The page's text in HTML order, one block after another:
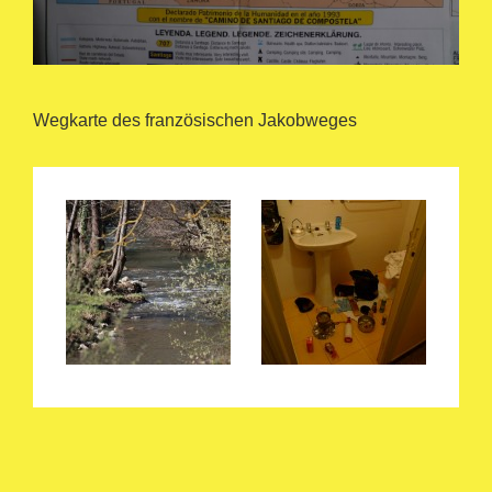
Wegkarte des französischen Jakobweges